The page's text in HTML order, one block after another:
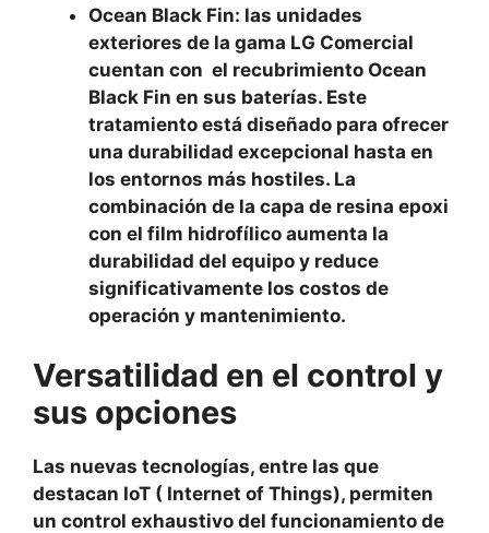
Ocean Black Fin: las unidades
exteriores de la gama LG Comercial
cuentan con el recubrimiento Ocean
Black Fin en sus baterías. Este
tratamiento está diseñado para ofrecer
una durabilidad excepcional hasta en
los entornos más hostiles. La
combinación de la capa de resina epoxi
con el film hidrofílico aumenta la
durabilidad del equipo y reduce
significativamente los costos de
operación y mantenimiento.
Versatilidad en el control y
sus opciones
Las nuevas tecnologías, entre las que
destacan IoT ( Internet of Things), permiten
un control exhaustivo del funcionamiento de